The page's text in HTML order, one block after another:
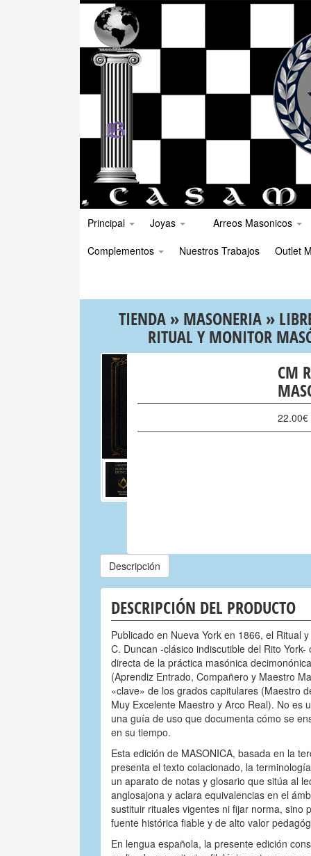
Principal Joyas
Arreos Masonicos
Complementos
Nuestros Trabajos Outlet
TIENDA» MASONERIA»
RITUAL Y MONITOR
CM
22.00€
Descripción
DESCRIPCIÓN DEL PRODUCTO
Publicado en Nueva York en 1866, el Ritual
C. Duncan -clásico indiscutible del Rito
directa de la práctica masónica
(Aprendiz Entrado, Compañero y Maestro
«clave» de los grados capitulares (Maestro
Muy Excelente Maestro y Arco Real). No es
una guía de uso que documenta cómo se
en su tiempo.
Esta edición de MASONICA, basada en la
presenta el texto colacionado, la
un aparato de notas y glosario que sitúa al
anglosajona y aclara equivalencias en el
sustituir rituales vigentes ni fijar norma, sino
fuente histórica fiable y de alto valor
En lengua española, la presente edición